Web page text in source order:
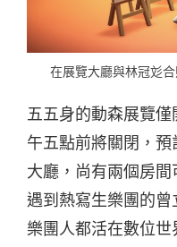
在展覽大廳與林冠彣
五五身的動森展覽
午五點前將關閉，
大廳，尚有兩個房
遇到熱寫生樂團的
樂團人都活在數位